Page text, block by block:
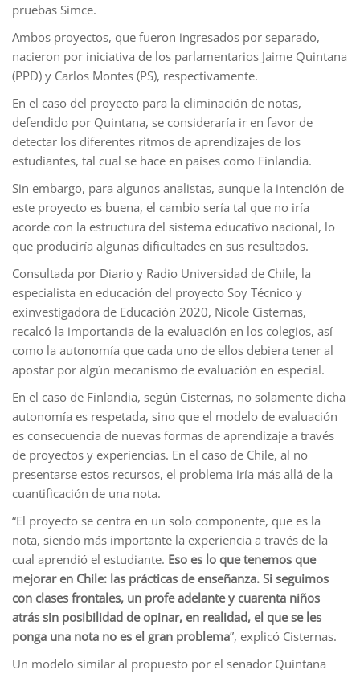
pruebas Simce.
Ambos proyectos, que fueron ingresados por separado,
nacieron por iniciativa de los parlamentarios Jaime Quintana
(PPD) y Carlos Montes (PS), respectivamente.
En el caso del proyecto para la eliminación de notas,
defendido por Quintana, se consideraría ir en favor de
detectar los diferentes ritmos de aprendizajes de los
estudiantes, tal cual se hace en países como Finlandia.
Sin embargo, para algunos analistas, aunque la intención de
este proyecto es buena, el cambio sería tal que no iría
acorde con la estructura del sistema educativo nacional, lo
que produciría algunas dificultades en sus resultados.
Consultada por Diario y Radio Universidad de Chile, la
especialista en educación del proyecto Soy Técnico y
exinvestigadora de Educación 2020, Nicole Cisternas,
recalcó la importancia de la evaluación en los colegios, así
como la autonomía que cada uno de ellos debiera tener al
apostar por algún mecanismo de evaluación en especial.
En el caso de Finlandia, según Cisternas, no solamente dicha
autonomía es respetada, sino que el modelo de evaluación
es consecuencia de nuevas formas de aprendizaje a través
de proyectos y experiencias. En el caso de Chile, al no
presentarse estos recursos, el problema iría más allá de la
cuantificación de una nota.
“El proyecto se centra en un solo componente, que es la
nota, siendo más importante la experiencia a través de la
cual aprendió el estudiante. Eso es lo que tenemos que
mejorar en Chile: las prácticas de enseñanza. Si seguimos
con clases frontales, un profe adelante y cuarenta niños
atrás sin posibilidad de opinar, en realidad, el que se les
ponga una nota no es el gran problema”, explicó Cisternas.
Un modelo similar al propuesto por el senador Quintana